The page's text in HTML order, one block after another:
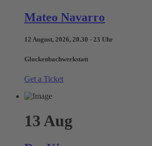
Mateo Navarro
12 August, 2026, 20.30 - 23 Uhr
Glockenbachwerkstatt
Get a Ticket
13Aug